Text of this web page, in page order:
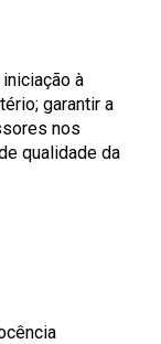
à
garantir a
nos
qualidade da